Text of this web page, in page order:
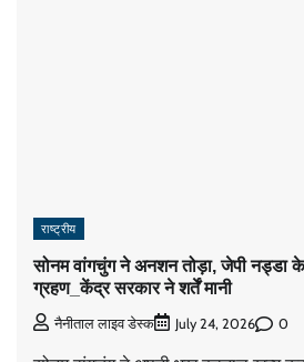
राष्ट्रीय
सोनम वांगचुंग ने अनशन तोड़ा, जेपी नड्डा के
ग्रहण_केंद्र सरकार ने शर्तें मानी
नैनीताल लाइव डेस्क July 24, 2026 0